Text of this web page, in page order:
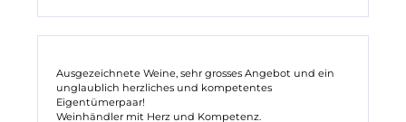
Ausgezeichnete Weine, sehr grosses Angebot und ein
unglaublich herzliches und kompetentes
Eigentümerpaar!
Weinhändler mit Herz und Kompetenz.